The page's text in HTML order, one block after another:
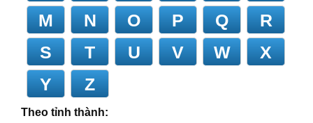
M
N O P Q
R
S
T U V W
X
Y
Z
Theo tỉnh thành: